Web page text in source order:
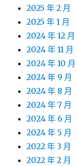
2025 年 2 月
2025 年 1 月
2024 年 12 月
2024 年 11 月
2024 年 10 月
2024 年 9 月
2024 年 8 月
2024 年 7 月
2024 年 6 月
2024 年 5 月
2022 年 3 月
2022 年 2 月